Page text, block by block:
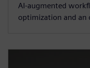
AI‑augmented
optimization and an